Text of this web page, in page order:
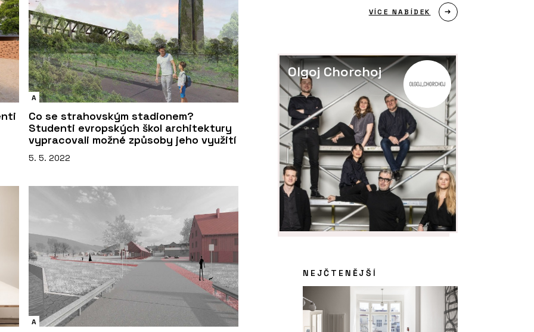
A
Co se strahovským stadionem?
Studenti evropských škol architektury
vypracovali možné způsoby jeho využití
5. 5. 2022
A
VÍCE NABÍDEK
Olgoj Chorchoj
NEJČTENĚJŠÍ